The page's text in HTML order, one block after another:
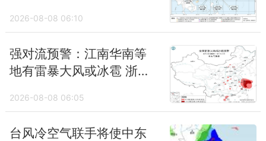
2026-08-08 06:10
强对流预警：江南华南等
地有雷暴大风或冰雹 浙江
2026-08-08 06:05
台风冷空气联手将使中东